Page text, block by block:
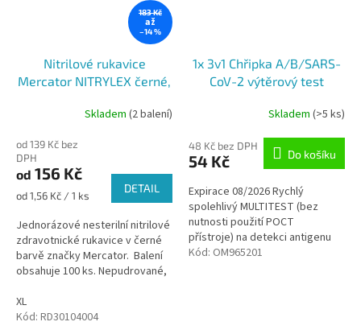
183 Kč
až
–14 %
Nitrilové rukavice
Mercator NITRYLEX černé,
produktu
je
5,0
z
hvězdiček.
Skladem(2 balení)
od 139 Kč bez
DPH
od 156 Kč
Měrná
od 1,56 Kč / 1 ks
DETAIL
Jednorázové nesterilní nitrilové
zdravotnické rukavice v černé
barvě značky Mercator. Balení
obsahuje 100 ks. Nepudrované,
XL
Kód: RD30104004
1x 3v1 Chřipka A/B/SARS-
CoV-2 výtěrový test
produktu
je
z
5
hvězdiček.
Skladem(>5 ks)
48 Kč bez DPH
54 Kč Do košíku
Expirace 08/2026 Rychlý
spolehlivý MULTITEST (bez
nutnosti použití POCT
přístroje) na detekci antigenu
Chřipky typu A a B a SARS-CoV-2
Kód: OM965201